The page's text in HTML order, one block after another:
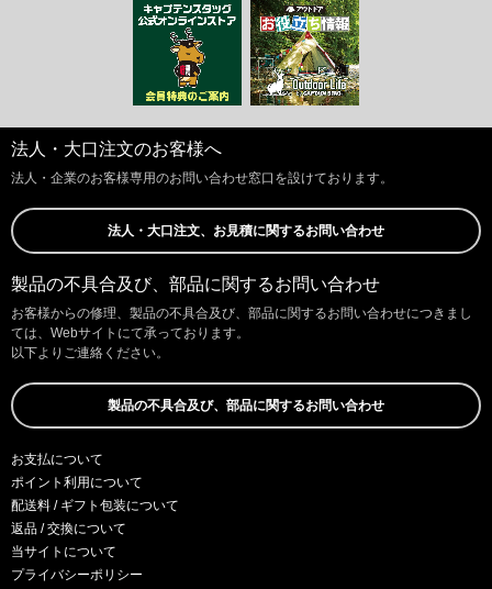
法人・大口注文のお客様へ
法人・企業のお客様専用のお問い合わせ窓口を設けております。
法人・大口注文、お見積に関するお問い合わせ
製品の不具合及び、部品に関するお問い合わせ
お客様からの修理、製品の不具合及び、部品に関するお問い合わせにつきまし
ては、Webサイトにて承っております。
以下よりご連絡ください。
製品の不具合及び、部品に関するお問い合わせ
お支払について
ポイント利用について
配送料 / ギフト包装について
返品 / 交換について
当サイトについて
プライバシーポリシー